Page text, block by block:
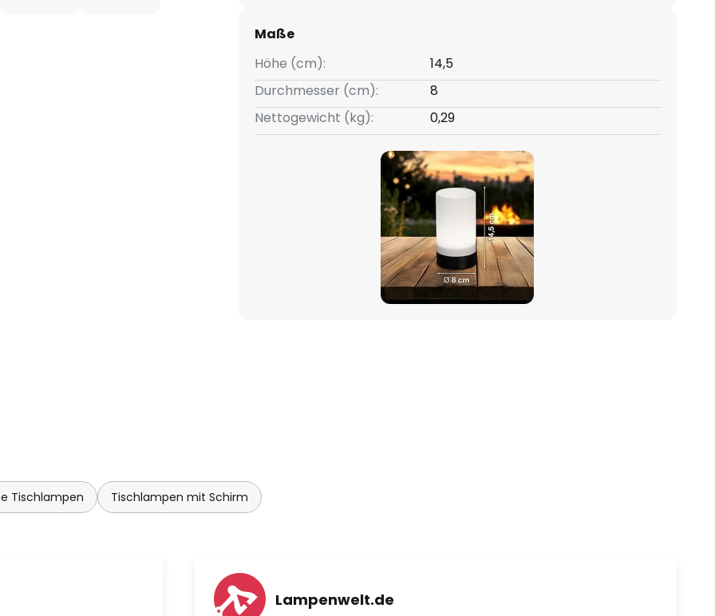
Maße
Höhe (cm):
14,5
Durchmesser (cm):
8
Nettogewicht (kg):
0,29
Tischlampen Tischlampen mit Schirm
Lampenwelt.de